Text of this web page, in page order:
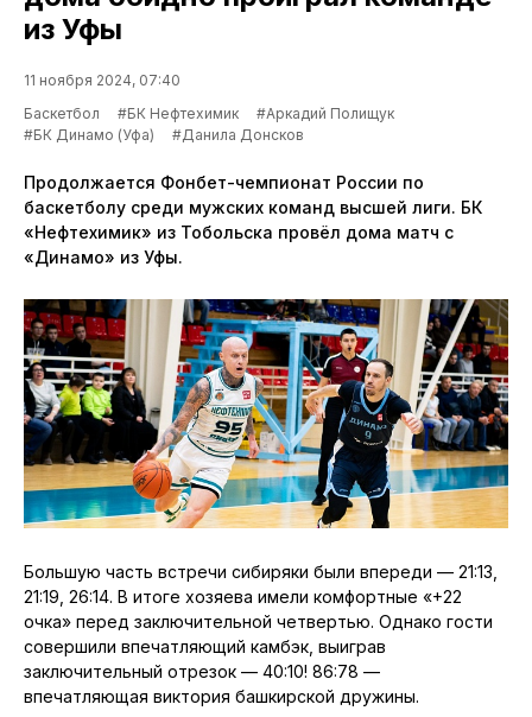
из Уфы
11 ноября 2024, 07:40
Баскетбол
#БК Нефтехимик
#Аркадий Полищук
#БК Динамо (Уфа)
#Данила Донсков
Продолжается Фонбет-чемпионат России по
баскетболу среди мужских команд высшей лиги. БК
«Нефтехимик» из Тобольска провёл дома матч с
«Динамо» из Уфы.
Большую часть встречи сибиряки были впереди — 21:13,
21:19, 26:14. В итоге хозяева имели комфортные «+22
очка» перед заключительной четвертью. Однако гости
совершили впечатляющий камбэк, выиграв
заключительный отрезок — 40:10! 86:78 —
впечатляющая виктория башкирской дружины.